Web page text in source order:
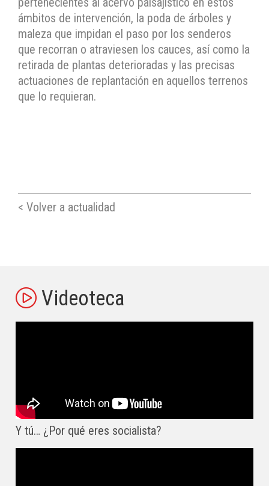
ámbitos de intervención, la poda de árboles y
maleza que impidan el paso por los senderos
que recorran o atraviesen los cauces, así como la
retirada de plantas deterioradas y las precisas
actuaciones de replantación en aquellos terrenos
que lo requieran.
< Volver a actualidad
Videoteca
Y tú… ¿Por qué eres socialista?